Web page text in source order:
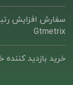
سفارش افزایش
Gtmetrix
خرید بازدید